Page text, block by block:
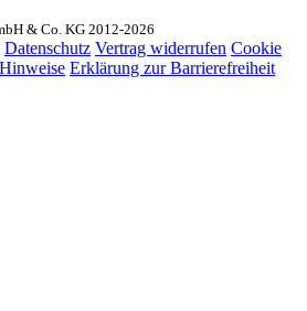
& Co. KG 2012-2026
Datenschutz Vertrag widerrufen Cookie
Erklärung zur Barrierefreiheit